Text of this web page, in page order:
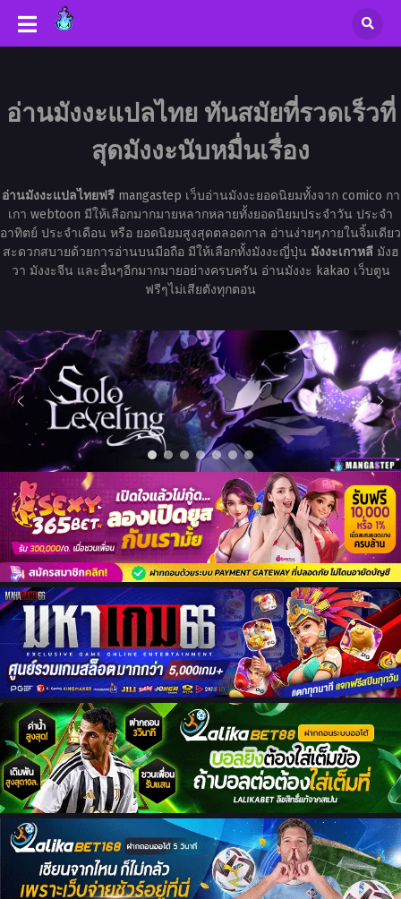
อ่านมังงะแปลไทย ทันสมัยที่รวดเร็วที่
สุดมังงะนับหมื่นเรื่อง
อ่านมังงะแปลไทยฟรีmangastep เว็บอ่านมังงะยอดนิยมทั้งจาก comico กา
เกา webtoon มีให้เลือกมากมายหลากหลายทั้งยอดนิยมประจำวัน ประจำ
อาทิตย์ ประจำเดือน หรือ ยอดนิยมสูงสุดตลอดกาล อ่านง่ายๆภายในจิ้มเดียว
สะดวกสบายด้วยการอ่านบนมือถือ มีให้เลือกทั้งมังงะญี่ปุ่น มังงะเกาหลีมังฮ
วา มังงะจีน และอื่นๆอีกมากมายอย่างครบครัน อ่านมังงะ kakao เว็บตูน
ฟรีๆไม่เสียตังทุกตอน